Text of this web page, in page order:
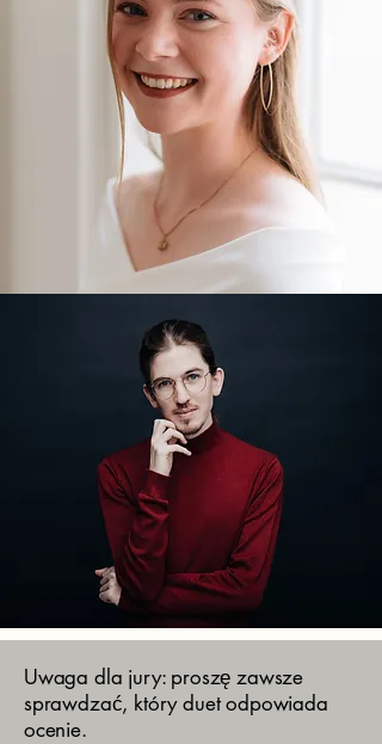
Uwaga dla jury: proszę zawsze
sprawdzać, który duet odpowiada
ocenie.